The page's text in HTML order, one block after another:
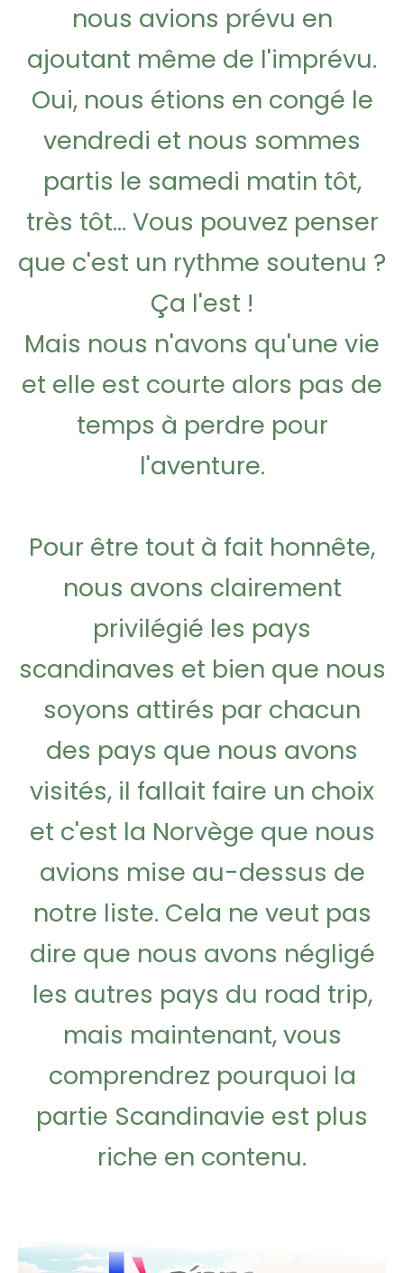
nous avions prévu en
ajoutant même de l'imprévu.
Oui, nous étions en congé le
vendredi et nous sommes
partis le samedi matin tôt,
très tôt... Vous pouvez penser
que c'est un rythme soutenu ?
Ça l'est !
Mais nous n'avons qu'une vie
et elle est courte alors pas de
temps à perdre pour
l'aventure.
Pour être tout à fait honnête,
nous avons clairement
privilégié les pays
scandinaves et bien que nous
soyons attirés par chacun
des pays que nous avons
visités, il fallait faire un choix
et c'est la Norvège que nous
avions mise au-dessus de
notre liste. Cela ne veut pas
dire que nous avons négligé
les autres pays du road trip,
mais maintenant, vous
comprendrez pourquoi la
partie Scandinavie est plus
riche en contenu.